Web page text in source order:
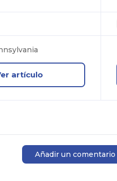
artículo
Añadir un comentario